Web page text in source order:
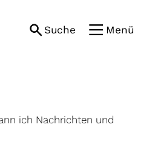
Suche Menü
ich Nachrichten und